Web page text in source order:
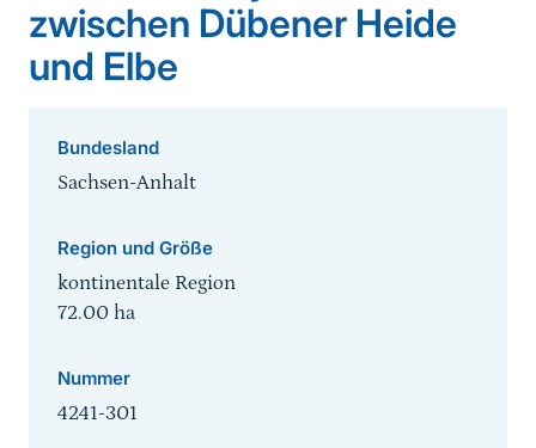
zwischen Dübener Heide
und Elbe
Bundesland
Sachsen-Anhalt
Region und Größe
kontinentale Region
72.00 ha
Nummer
4241-301